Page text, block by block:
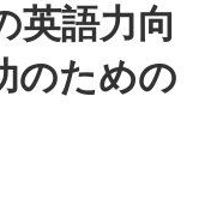
英語力向
のための